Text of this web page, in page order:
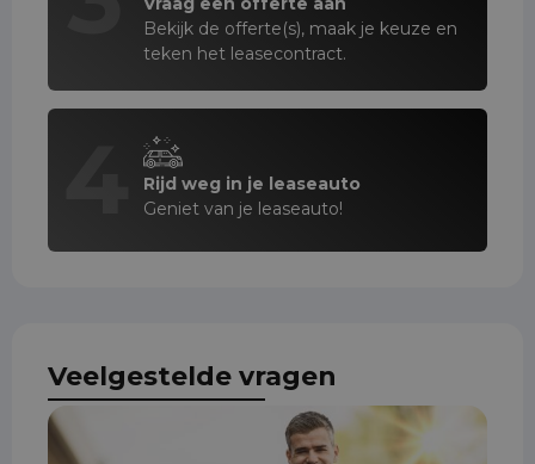
Bekijk de offerte(s), maak je keuze en
teken het leasecontract.
Rijd weg in je leaseauto
Geniet van je leaseauto!
Veelgestelde vragen